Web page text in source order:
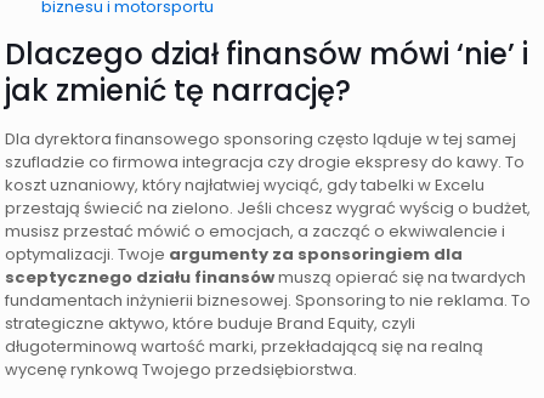
biznesu i motorsportu
Dlaczego dział finansów mówi ‘nie’ i
jak zmienić tę narrację?
Dla dyrektora finansowego sponsoring często ląduje w tej samej
szufladzie co firmowa integracja czy drogie ekspresy do kawy. To
koszt uznaniowy, który najłatwiej wyciąć, gdy tabelki w Excelu
przestają świecić na zielono. Jeśli chcesz wygrać wyścig o budżet,
musisz przestać mówić o emocjach, a zacząć o ekwiwalencie i
optymalizacji. Twoje argumenty za sponsoringiem dla
sceptycznego działu finansówmuszą opierać się na twardych
fundamentach inżynierii biznesowej. Sponsoring to nie reklama. To
strategiczne aktywo, które buduje Brand Equity, czyli
długoterminową wartość marki, przekładającą się na realną
wycenę rynkową Twojego przedsiębiorstwa.